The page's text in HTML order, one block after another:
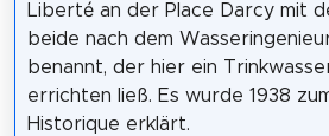
Liberté an der Place Darcy mit
beide nach dem
benannt, der hier ein
errichten ließ. Es wurde 1938
Historique erklärt.